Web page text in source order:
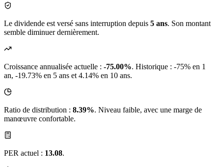
Le dividende est versé sans interruption depuis 5 ans. Son montant
semble diminuer dernièrement.
Croissance annualisée actuelle : -75.00%. Historique : -75% en 1
an, -19.73% en 5 ans et 4.14% en 10 ans.
Ratio de distribution : 8.39%. Niveau faible, avec une marge de
manœuvre confortable.
PER actuel : 13.08.